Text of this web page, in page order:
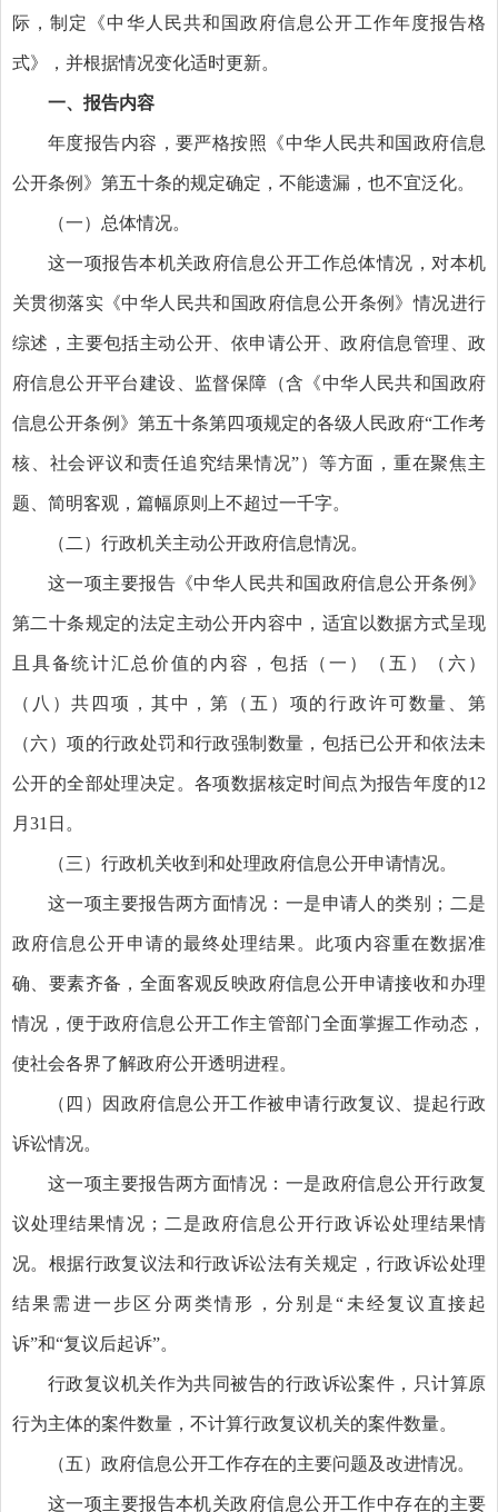
际，制定《中华人民共和国政府信息公开工作年度报告格
式》，并根据情况变化适时更新。
一、报告内容
年度报告内容，要严格按照《中华人民共和国政府信息
公开条例》第五十条的规定确定，不能遗漏，也不宜泛化。
（一）总体情况。
这一项报告本机关政府信息公开工作总体情况，对本机
关贯彻落实《中华人民共和国政府信息公开条例》情况进行
综述，主要包括主动公开、依申请公开、政府信息管理、政
府信息公开平台建设、监督保障（含《中华人民共和国政府
信息公开条例》第五十条第四项规定的各级人民政府“工作考
核、社会评议和责任追究结果情况”）等方面，重在聚焦主
题、简明客观，篇幅原则上不超过一千字。
（二）行政机关主动公开政府信息情况。
这一项主要报告《中华人民共和国政府信息公开条例》
第二十条规定的法定主动公开内容中，适宜以数据方式呈现
且具备统计汇总价值的内容，包括（一）（五）（六）
（八）共四项，其中，第（五）项的行政许可数量、第
（六）项的行政处罚和行政强制数量，包括已公开和依法未
公开的全部处理决定。各项数据核定时间点为报告年度的12
月31日。
（三）行政机关收到和处理政府信息公开申请情况。
这一项主要报告两方面情况：一是申请人的类别；二是
政府信息公开申请的最终处理结果。此项内容重在数据准
确、要素齐备，全面客观反映政府信息公开申请接收和办理
情况，便于政府信息公开工作主管部门全面掌握工作动态，
使社会各界了解政府公开透明进程。
（四）因政府信息公开工作被申请行政复议、提起行政
诉讼情况。
这一项主要报告两方面情况：一是政府信息公开行政复
议处理结果情况；二是政府信息公开行政诉讼处理结果情
况。根据行政复议法和行政诉讼法有关规定，行政诉讼处理
结果需进一步区分两类情形，分别是“未经复议直接起
诉”和“复议后起诉”。
行政复议机关作为共同被告的行政诉讼案件，只计算原
行为主体的案件数量，不计算行政复议机关的案件数量。
（五）政府信息公开工作存在的主要问题及改进情况。
这一项主要报告本机关政府信息公开工作中存在的主要